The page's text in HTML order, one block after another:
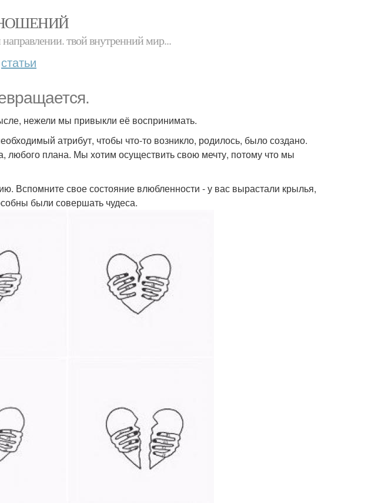
твой внутренний мир...
статьи
нежели мы привыкли её воспринимать.
атрибут, чтобы что-то возникло, родилось, было создано.
любого плана. Мы хотим осуществить свою мечту, потому что мы
Вспомните свое состояние влюбленности - у вас вырастали крылья,
были совершать чудеса.